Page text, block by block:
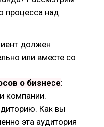
процесса над
должен
или вместе со
о бизнесе:
компании.
Как вы
эта аудитория